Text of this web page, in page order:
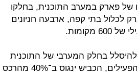
פארק במערב התוכנית, בחלקו
לכלול בתי קפה, ארבעה חניונים
בחלק המערבי של התוכנית
ולחבר בין רחוב פרופס למלון מנדרין. לטענת הפעילים, הכביש ינגוס ב־40% מהרכס